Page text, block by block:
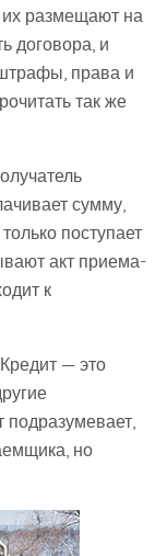
их размещают на
договора, и
права и
так же
сумму,
поступает
акт приема-
к
Кредит — это
но